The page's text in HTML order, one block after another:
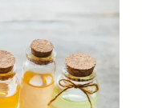
odświeżyć